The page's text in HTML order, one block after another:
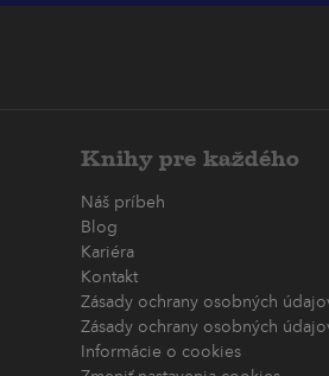
Knihy pre každého
Náš príbeh
Blog
Kariéra
Kontakt
Zásady ochrany osobných
Zásady ochrany osobných
Informácie o cookies